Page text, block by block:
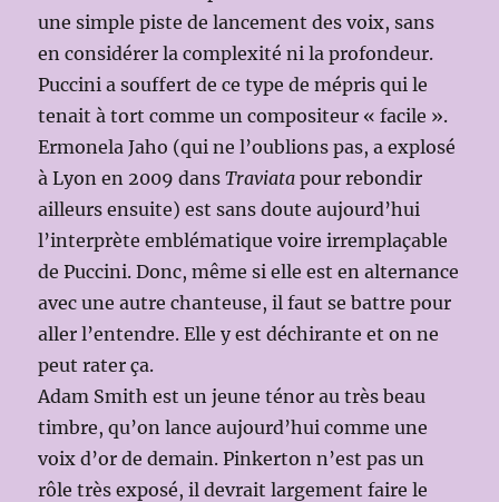
une simple piste de lancement des voix, sans
en considérer la complexité ni la profondeur.
Puccini a souffert de ce type de mépris qui le
tenait à tort comme un compositeur « facile ».
Ermonela Jaho (qui ne l’oublions pas, a explosé
à Lyon en 2009 dansTraviata pour rebondir
ailleurs ensuite) est sans doute aujourd’hui
l’interprète emblématique voire irremplaçable
de Puccini. Donc, même si elle est en alternance
avec une autre chanteuse, il faut se battre pour
aller l’entendre. Elle y est déchirante et on ne
peut rater ça.
Adam Smith est un jeune ténor au très beau
timbre, qu’on lance aujourd’hui comme une
voix d’or de demain. Pinkerton n’est pas un
rôle très exposé, il devrait largement faire le